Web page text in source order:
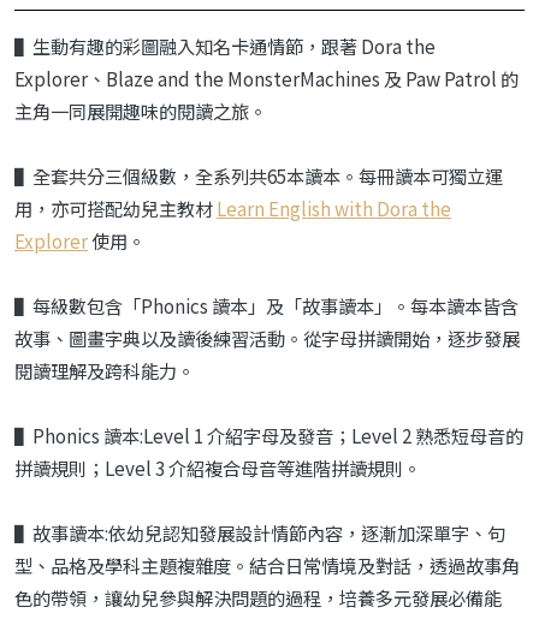
▌ 生動有趣的彩圖融入知名卡通情節，跟著Dora the
Explorer、 Blaze and the MonsterMachines及 Paw Patrol 的
主角一同展開趣味的閱讀之旅。
▌全套共分三個級數，全系列共65本讀本。每冊讀本可獨立運
用，亦可搭配幼兒主教材Learn English with Dora the
Explorer使用。
▌每級數包含「Phonics 讀本」及「故事讀本」。每本讀本皆含
故事、圖畫字典以及讀後練習活動。從字母拼讀開始，逐步發展
閱讀理解及跨科能力。
▌Phonics 讀本:Level 1 介紹字母及發音；Level 2 熟悉短母音的
拼讀規則；Level 3 介紹複合母音等進階拼讀規則。
▌故事讀本:依幼兒認知發展設計情節內容，逐漸加深單字、句
型、品格及學科主題複雜度。結合日常情境及對話，透過故事角
色的帶領，讓幼兒參與解決問題的過程，培養多元發展必備能